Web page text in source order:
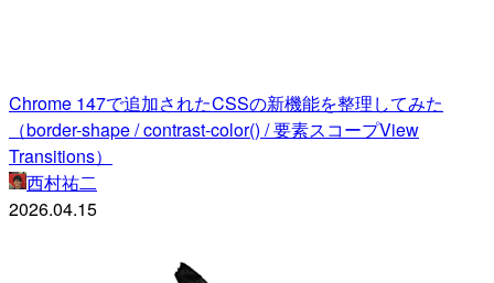
Chrome 147で追加されたCSSの新機能を整理してみた
（border-shape / contrast-color() / 要素スコープView
Transitions）
西村祐二
2026.04.15